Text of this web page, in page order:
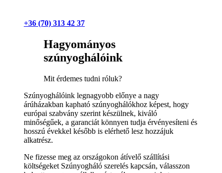
+36 (70) 313 42 37
Hagyományos
szúnyoghálóink
Mit érdemes tudni róluk?
Szúnyoghálóink legnagyobb előnye a nagy
árúházakban kapható szúnyoghálókhoz képest, hogy
európai szabvány szerint készülnek, kiváló
minőségűek, a garanciát könnyen tudja érvényesíteni és
hosszú évekkel később is elérhető lesz hozzájuk
alkatrész.
Ne fizesse meg az országokon átívelő szállítási
költségeket Szúnyogháló szerelés kapcsán, válasszon